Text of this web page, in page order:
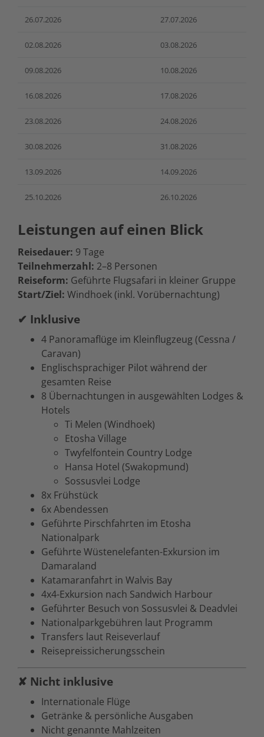
26.07.2026 27.07.2026
02.08.2026 03.08.2026
09.08.2026 10.08.2026
16.08.2026 17.08.2026
23.08.2026 24.08.2026
30.08.2026 31.08.2026
13.09.2026 14.09.2026
25.10.2026 26.10.2026
Leistungen auf einen Blick
Reisedauer: 9 Tage
Teilnehmerzahl: 2–8 Personen
Reiseform: Geführte Flugsafari in kleiner Gruppe
Start/Ziel: Windhoek (inkl. Vorübernachtung)
✔ Inklusive
4 Panoramaflüge im Kleinflugzeug (Cessna /
Caravan)
Englischsprachiger Pilot während der
gesamten Reise
8 Übernachtungen in ausgewählten Lodges &
Hotels
Ti Melen (Windhoek)
Etosha Village
Twyfelfontein Country Lodge
Hansa Hotel (Swakopmund)
Sossusvlei Lodge
8x Frühstück
6x Abendessen
Geführte Pirschfahrten im Etosha
Nationalpark
Geführte Wüstenelefanten-Exkursion im
Damaraland
Katamaranfahrt in Walvis Bay
4x4-Exkursion nach Sandwich Harbour
Geführter Besuch von Sossusvlei & Deadvlei
Nationalparkgebühren laut Programm
Transfers laut Reiseverlauf
Reisepreissicherungsschein
✘ Nicht inklusive
Internationale Flüge
Getränke & persönliche Ausgaben
Nicht genannte Mahlzeiten